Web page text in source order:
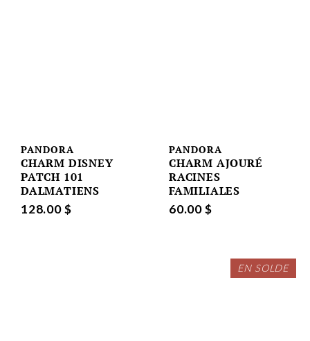
PANDORA
CHARM DISNEY
PATCH 101
DALMATIENS
128.00 $
PANDORA
CHARM AJOURÉ
RACINES
FAMILIALES
60.00 $
EN SOLDE